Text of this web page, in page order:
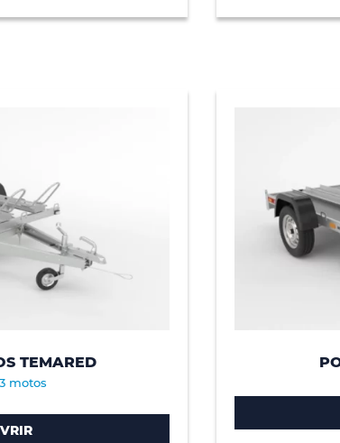
TEMARED
motos